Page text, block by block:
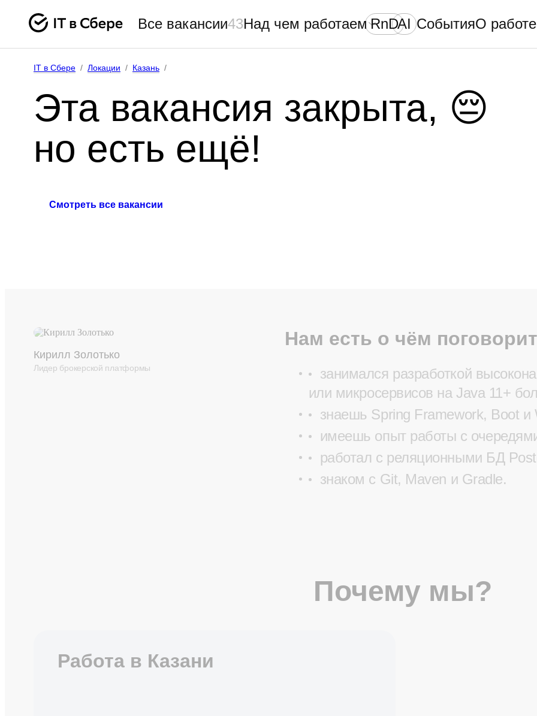
Все вакансии43Над чем работаемRnDAI СобытияО
IT в Сбере / Локации / Казань /
Эта вакансия закрыта, 😔
но есть ещё!
Смотреть все вакансии
Кирилл Золотько
Лидер брокерской платформы
Нам есть о чём
занимался разработкой
или микросервисов на Java 11+
знаешь Spring Framework, Boot и
имеешь опыт работы с
работал с реляционными БД
знаком с Git, Maven и Gradle.
Почему мы?
Работа в Казани